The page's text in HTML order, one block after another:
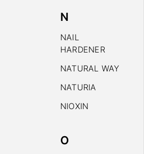
N
NAIL
HARDENER
NATURAL WAY
NATURIA
NIOXIN
O